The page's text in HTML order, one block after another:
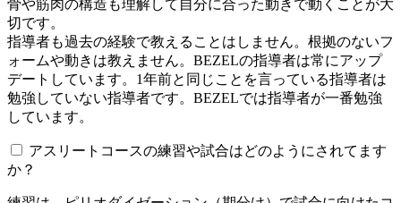
骨や筋肉の構造も理解して自分に合った動きで動くことが大
切です。
指導者も過去の経験で教えることはしません。根拠のないフ
ォームや動きは教えません。BEZELの指導者は常にアップ
デートしています。1年前と同じことを言っている指導者は
勉強していない指導者です。BEZELでは指導者が一番勉強
しています。
アスリートコースの練習や試合はどのようにされてます
か？